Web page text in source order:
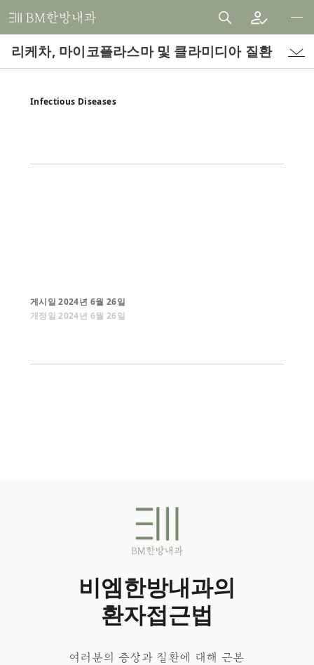
비
한
리케차, 마이코플라스마 및 클라미디아 질환
Infectious Diseases
게시일2024년 6월 26일
개정일2024년 6월 26일
비엠한방내과의
환자접근법
여러분의 증상과 질환에 대해 근본